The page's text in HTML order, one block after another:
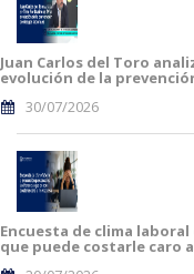
Juan Carlos del Toro
evolución de la
30/07/2026
Encuesta de clima
que puede costarle caro